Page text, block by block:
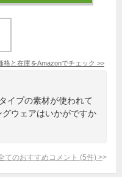
格と在庫をAmazonでチェック >>
イプの素材が使われて
ウェアはいかがですか
てのおすすめコメント (5件) >